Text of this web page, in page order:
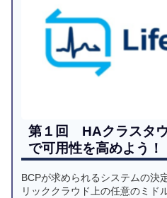
第１回 HAクラスタ
で可用性を高めよう！
BCPが求められるシステムの決
リッククラウド上の任意のミド